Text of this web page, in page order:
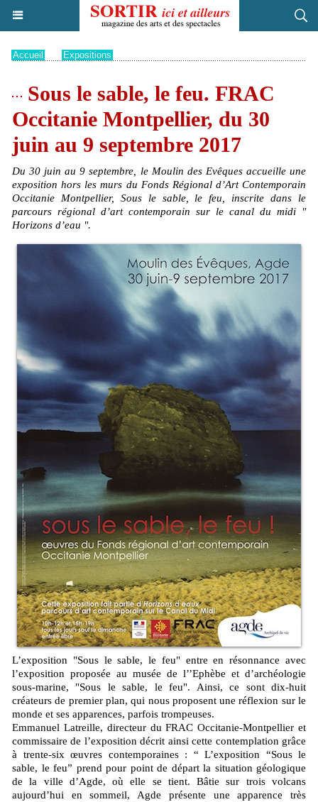
Accueil Expositions
Sous le sable, le feu. FRAC
Occitanie Montpellier, du 30
juin au 9 septembre 2017
Du 30 juin au 9 septembre, le Moulin des Evêques accueille une
exposition hors les murs du Fonds Régional d’Art Contemporain
Occitanie Montpellier, Sous le sable, le feu, inscrite dans le
parcours régional d’art contemporain sur le canal du midi "
Horizons d’eau ".
L’exposition "Sous le sable, le feu" entre en résonnance avec
l’exposition proposée au musée de l’’Ephèbe et d’archéologie
sous-marine, "Sous le sable, le feu". Ainsi, ce sont dix-huit
créateurs de premier plan, qui nous proposent une réflexion sur le
monde et ses apparences, parfois trompeuses.
Emmanuel Latreille, directeur du FRAC Occitanie-Montpellier et
commissaire de l’exposition décrit ainsi cette contemplation grâce
à trente-six œuvres contemporaines : “ L’exposition “Sous le
sable, le feu” prend pour point de départ la situation géologique
de la ville d’Agde, où elle se tient. Bâtie sur trois volcans
aujourd’hui en sommeil, Agde présente une apparence très